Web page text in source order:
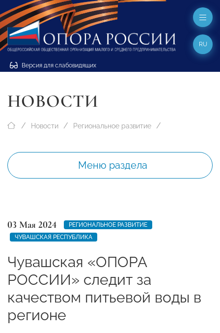
Версия для слабовидящих
RU
НОВОСТИ
Новости Региональное развитие
Меню раздела
03 Мая 2024
РЕГИОНАЛЬНОЕ РАЗВИТИЕ
ЧУВАШСКАЯ РЕСПУБЛИКА
Чувашская «ОПОРА
РОССИИ» следит за
качеством питьевой воды в
регионе